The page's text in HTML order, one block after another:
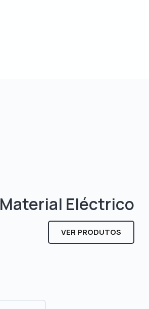
Material Eléctrico
VER PRODUTOS